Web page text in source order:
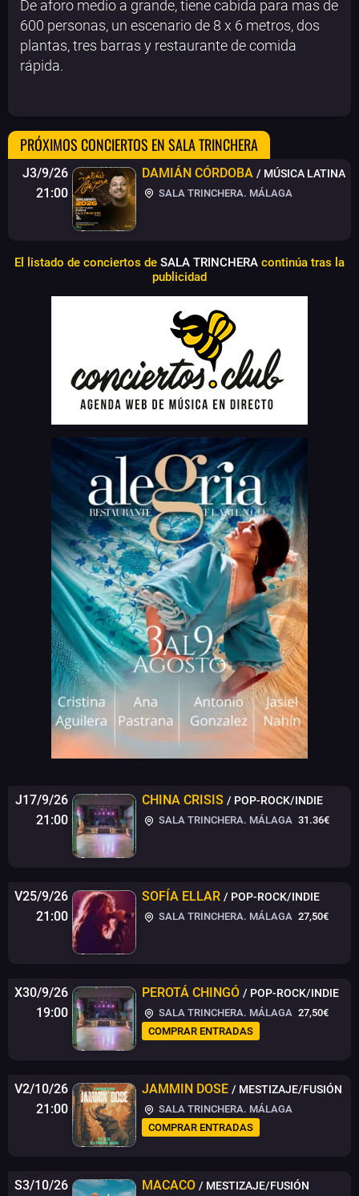
De aforo medio a grande, tiene cabida para mas de
600 personas, un escenario de 8 x 6 metros, dos
plantas, tres barras y restaurante de comida
rápida.
PRÓXIMOS CONCIERTOS EN SALA TRINCHERA
J3/9/26
21:00
DAMIÁN CÓRDOBA / MÚSICA LATINA
SALA TRINCHERA. MÁLAGA
El listado de conciertos de SALA TRINCHERA continúa tras la
publicidad
J17/9/26
21:00
CHINA CRISIS / POP-ROCK/INDIE
SALA TRINCHERA. MÁLAGA 31.36€
V25/9/26
21:00
SOFÍA ELLAR / POP-ROCK/INDIE
SALA TRINCHERA. MÁLAGA 27,50€
X30/9/26
19:00
PEROTÁ CHINGÓ / POP-ROCK/INDIE
SALA TRINCHERA. MÁLAGA 27,50€
COMPRAR ENTRADAS
V2/10/26
21:00
JAMMIN DOSE / MESTIZAJE/FUSIÓN
SALA TRINCHERA. MÁLAGA
COMPRAR ENTRADAS
S3/10/26
MACACO / MESTIZAJE/FUSIÓN